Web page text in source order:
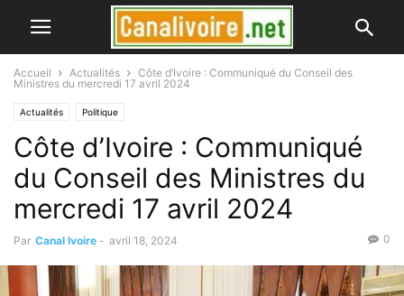
Accueil Actualités
Côte d’Ivoire : Communiqué du Conseil des
Ministres du mercredi 17 avril 2024
Actualités Politique
Côte d’Ivoire : Communiqué
du Conseil des Ministres du
mercredi 17 avril 2024
Par Canal Ivoire - avril 18, 2024 0